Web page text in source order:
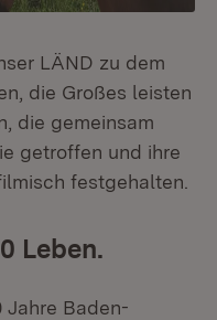
LÄND zu dem
die Großes leisten
die gemeinsam
getroffen und ihre
festgehalten.
Leben.
Jahre Baden-